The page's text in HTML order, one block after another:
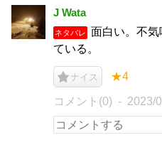
J Wata
ネタバレ
面白い。不
ている。
ナイス ★4
コメント(0) 2023/